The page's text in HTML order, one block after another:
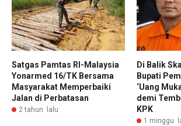
Satgas Pamtas RI-Malaysia
Yonarmed 16/TK Bersama
Masyarakat Memperbaiki
Jalan di Perbatasan
2 tahun lalu
Di Balik
Bupati
‘Uang
demi
KPK
1 minggu